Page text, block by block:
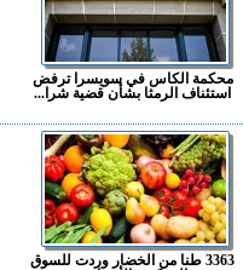
محكمة الكاس في سويسرا ترفض
استئناف الرمثا بشأن قضية شرا...
3363 طنا من الخضار وردت للسوق